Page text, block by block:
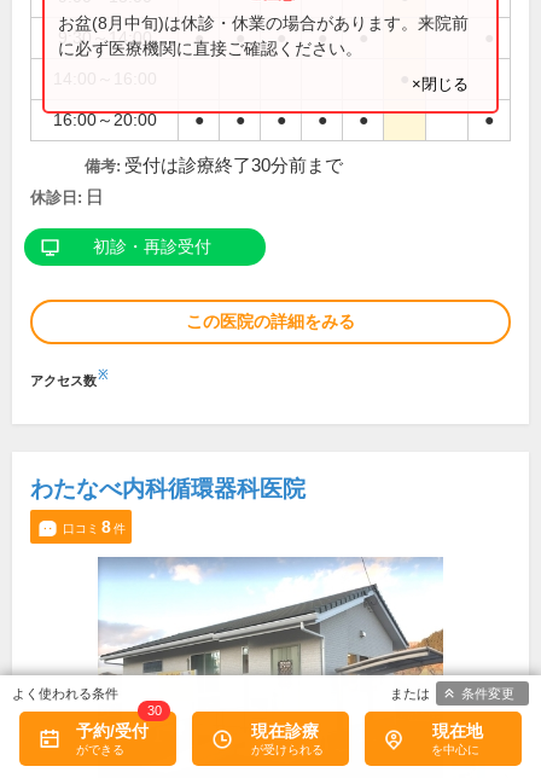
9:30～14:00 ● ● ● ● ●
16:00～20:00 ● ● ● ● ● ●
お盆(8月中旬)は休診・休業の場合があります。来院前
に必ず医療機関に直接ご確認ください。
×閉じる
備考: 受付は診療終了30分前まで
休診日: 日
初診・再診受付
この医院の詳細をみる
アクセス数※
わたなべ内科循環器科医院
口コミ 8件
予約/受付
30
現在診療 現在地
条件変更